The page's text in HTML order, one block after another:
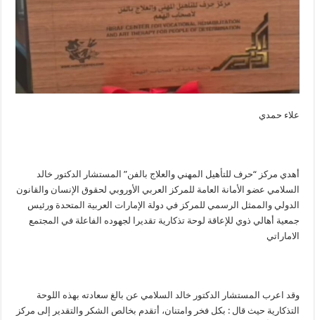
علاء حمدي
أهدي مركز “حرف للتأهيل المهني والعلاج بالفن” المستشار الدكتور خالد
السلامي عضو الأمانة العامة للمركز العربي الأوروبي لحقوق الإنسان والقانون
الدولي والممثل الرسمي للمركز في دولة الإمارات العربية المتحدة ورئيس
جمعية أهالي ذوي للإعاقة لوحة تذكارية تقديرا لجهوده الفاعلة في المجتمع
الاماراتي
وقد اعرب المستشار الدكتور خالد السلامي عن بالغ سعادته بهذه اللوحة
التذكارية حيث قال : بكل فخر وامتنان، أتقدم بخالص الشكر والتقدير إلى مركز